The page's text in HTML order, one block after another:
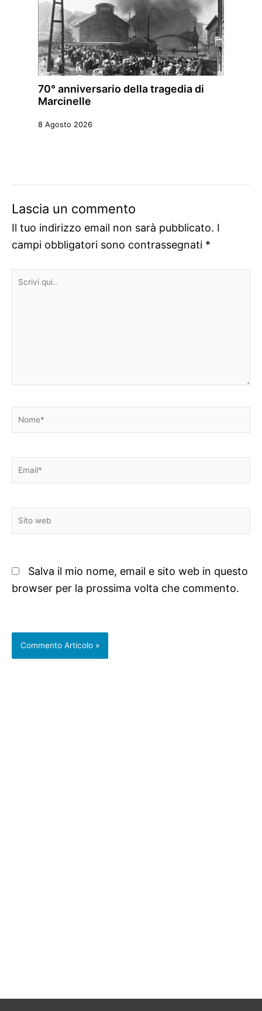
70° anniversario della tragedia di
Marcinelle
8 Agosto 2026
Lascia un commento
Il tuo indirizzo email non sarà pubblicato. I
campi obbligatori sono contrassegnati *
Scrivi
Nome*
Email*
Sito
web
Salva il mio nome, email e sito web in questo
browser per la prossima volta che commento.